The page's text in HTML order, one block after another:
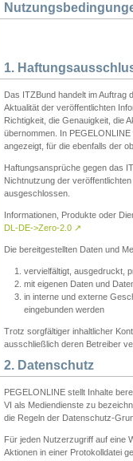
1.
Das ITZBund handelt im
Aktualität der veröffentlichten
Richtigkeit, die Genauigkeit, die
übernommen. In
angezeigt, für die ebenfalls der
Haftungsansprüche gegen das
Nichtnutzung der
ausgeschlossen.
Informationen, Produkte oder
DL-DE->Zero-2.0 ↗
Die bereitgestellten Daten und
vervielfältigt, ausgedruckt,
mit eigenen Daten und
in interne und externe
eingebunden werden
Trotz sorgfältiger inhaltlicher
ausschließlich deren Betreiber
2. Datenschutz
PEGELONLINE stellt Inhalte
VI als Mediendienste zu
die Regeln der Datenschutz-
Für jeden Nutzerzugriff auf eine
Aktionen in einer Protokolldatei